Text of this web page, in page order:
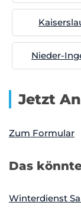
Nieder-
Jetzt
Zum Formular
Das
Winterdienst